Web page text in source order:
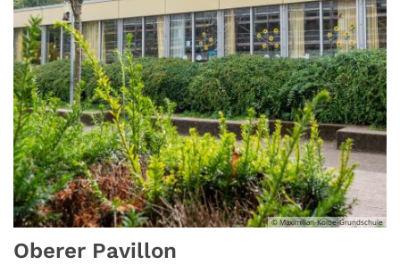
© Maximilian-Kolbe-Grundschule
Oberer Pavillon